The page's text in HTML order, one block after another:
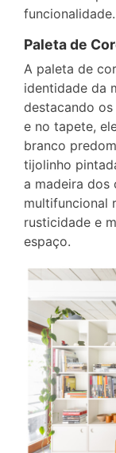
funcionalidade.
Paleta de
A paleta de
identidade da
destacando
e no tapete,
branco
tijolinho
a madeira dos
multifuncional
rusticidade e
espaço.